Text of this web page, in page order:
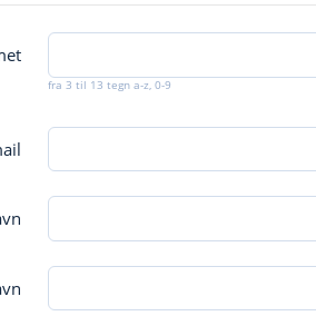
fra 3 til 13 tegn a-z, 0-9